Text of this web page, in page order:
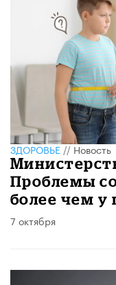
ЗДОРОВЬЕ//Новость
Проблемы
более чем у
7 октября